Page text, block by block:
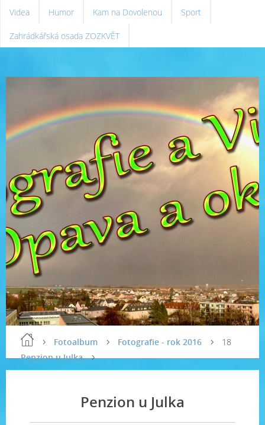
Videa Humor Kam na Dovolenou Sport
Zahrádkářská osada ZOZKVĚT
Fotoalbum
Fotografie - rok 2016
Penzion u Julka
18
Penzion u Julka